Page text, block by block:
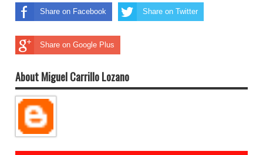
Share on Facebook Share on Twitter
Share on Google Plus
About Miguel Carrillo Lozano